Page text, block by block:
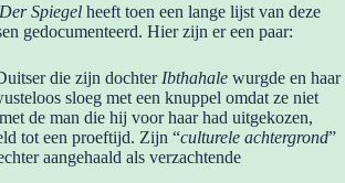
Der Spiegel heeft toen een lange lijst van deze
gedocumenteerd. Hier zijn er een paar:
die zijn dochter Ibthahale wurgde en haar
sloeg met een knuppel omdat ze niet
de man die hij voor haar had uitgekozen,
tot een proeftijd. Zijn “culturele achtergrond”
aangehaald als verzachtende